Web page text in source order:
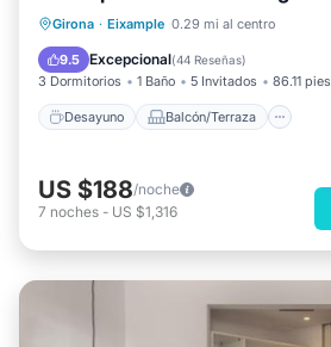
Girona · Eixample 0.29 mi al centro
9.5 Excepcional(44 Reseñas)
3 Dormitorios 1 Baño 5 Invitados 86.11
Desayuno Balcón/Terraza
Desayuno
Balcón/Terraza
Aire acondicionado
US $188/noche
7 noches - US $1,316